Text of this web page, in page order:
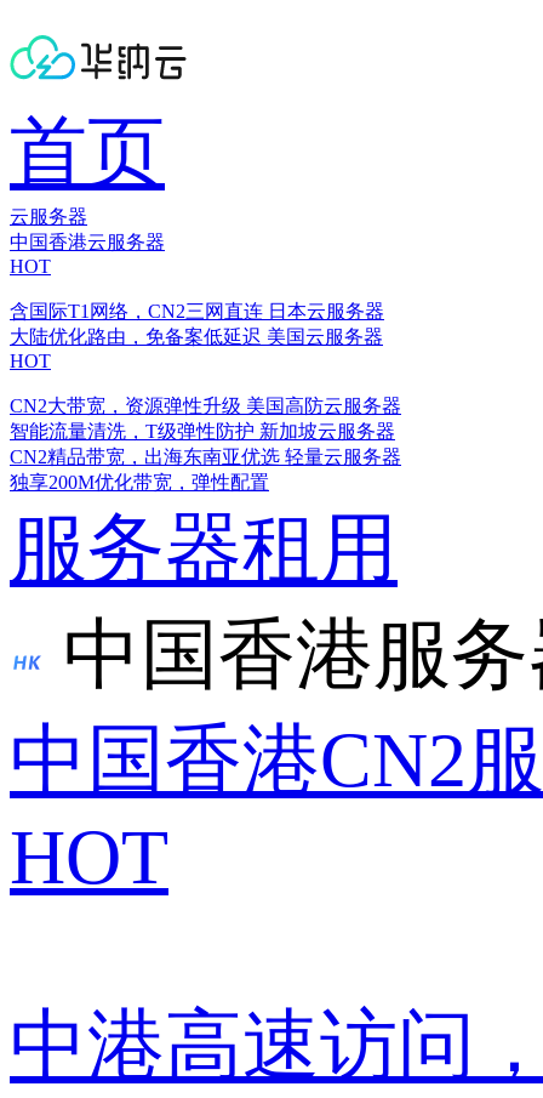
首页
云服务器
中国香港云服务器
HOT
含国际T1网络，CN2三网直连 日本云服务器
大陆优化路由，免备案低延迟 美国云服务器
HOT
CN2大带宽，资源弹性升级 美国高防云服务器
智能流量清洗，T级弹性防护 新加坡云服务器
CN2精品带宽，出海东南亚优选 轻量云服务器
独享200M优化带宽，弹性配置
服务器租用
中国香港服
中国香港CN2
HOT
中港高速访问